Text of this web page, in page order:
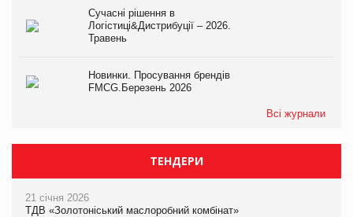
Сучасні рішення в
Логістиці&Дистрибуції – 2026.
Травень
Новинки. Просування брендів
FMCG.Березень 2026
Всі журнали
ТЕНДЕРИ
21 січня 2026
ТДВ «Золотоніський маслоробний комбінат»